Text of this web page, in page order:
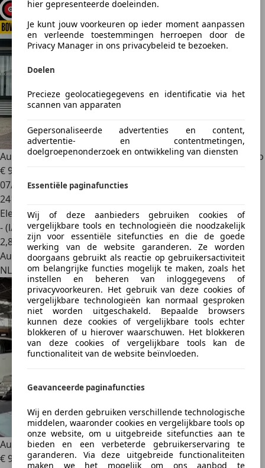
hier gepresenteerde doeleinden.
Je kunt jouw voorkeuren op ieder moment aanpassen
en verleende toestemmingen herroepen door de
Privacy Manager in ons privacybeleid te bezoeken.
Doelen
Precieze geolocatiegegevens en identificatie via het
scannen van apparaten
Gepersonaliseerde advertenties en content,
advertentie- en contentmetingen,
doelgroepenonderzoek en ontwikkeling van diensten
Essentiële paginafuncties
Wij of deze aanbieders gebruiken cookies of
vergelijkbare tools en technologieën die noodzakelijk
zijn voor essentiële sitefuncties en die de goede
werking van de website garanderen. Ze worden
doorgaans gebruikt als reactie op gebruikersactiviteit
om belangrijke functies mogelijk te maken, zoals het
instellen en beheren van inloggegevens of
privacyvoorkeuren. Het gebruik van deze cookies of
vergelijkbare technologieën kan normaal gesproken
niet worden uitgeschakeld. Bepaalde browsers
kunnen deze cookies of vergelijkbare tools echter
blokkeren of u hierover waarschuwen. Het blokkeren
van deze cookies of vergelijkbare tools kan de
functionaliteit van de website beïnvloeden.
Geavanceerde paginafuncties
Wij en derden gebruiken verschillende technologische
middelen, waaronder cookies en vergelijkbare tools op
onze website, om u uitgebreide sitefuncties aan te
bieden en een verbeterde gebruikerservaring te
garanderen. Via deze uitgebreide functionaliteiten
maken we het mogelijk om ons aanbod te
Audi A3Sportback 1.4 e-tron PHEV Ambition Pro Line plus o
€ 9.500
07/2015
241.124 km
Elektro/Benzine
- (l/100 km)
2,8
Autobedrijf
NL 8171 NT
Audi A31.4 TSI S-Line | AUT | Clima | 103DKM |
€ 9.999